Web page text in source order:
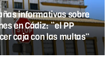
informativas sobre
en Cádiz: “el PP
caja con las multas”